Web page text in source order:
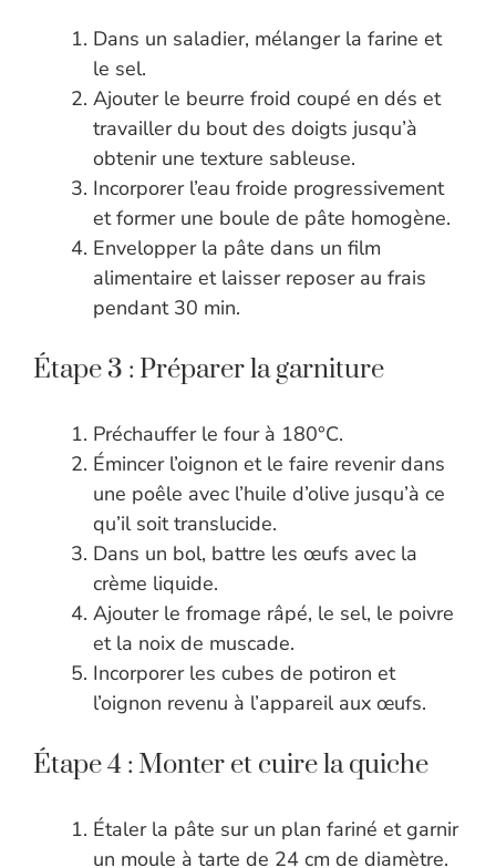
Dans un saladier, mélanger la farine et
le sel.
Ajouter le beurre froid coupé en dés et
travailler du bout des doigts jusqu’à
obtenir une texture sableuse.
Incorporer l’eau froide progressivement
et former une boule de pâte homogène.
Envelopper la pâte dans un film
alimentaire et laisser reposer au frais
pendant 30 min.
Étape 3 : Préparer la garniture
Préchauffer le four à 180°C.
Émincer l’oignon et le faire revenir dans
une poêle avec l’huile d’olive jusqu’à ce
qu’il soit translucide.
Dans un bol, battre les œufs avec la
crème liquide.
Ajouter le fromage râpé, le sel, le poivre
et la noix de muscade.
Incorporer les cubes de potiron et
l’oignon revenu à l’appareil aux œufs.
Étape 4 : Monter et cuire la quiche
Étaler la pâte sur un plan fariné et garnir
un moule à tarte de 24 cm de diamètre.